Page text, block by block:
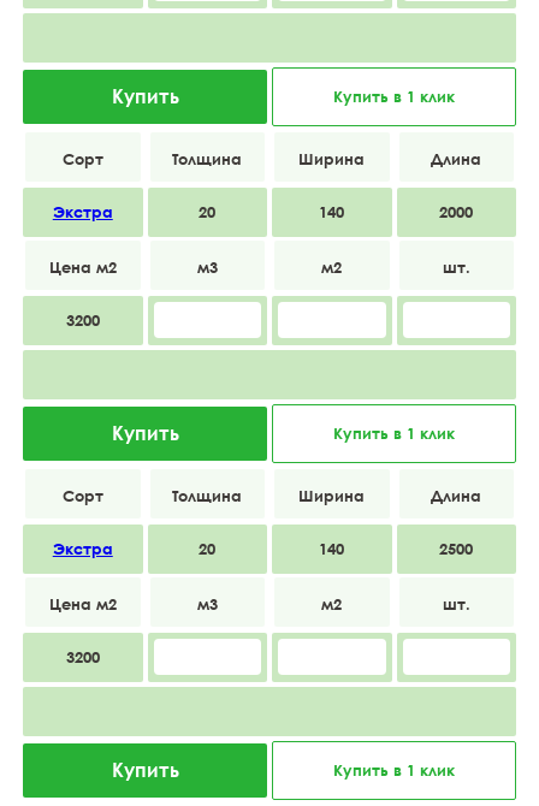
Купить Купить в 1 клик
Экстра 20 140 2000
3200
Купить Купить в 1 клик
Экстра 20 140 2500
3200
Купить Купить в 1 клик